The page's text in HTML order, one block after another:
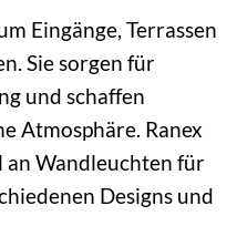
Eingänge, Terrassen
Sie sorgen für
und schaffen
Atmosphäre. Ranex
Wandleuchten für
Designs und